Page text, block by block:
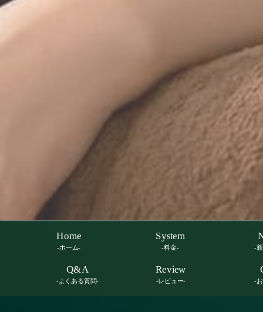
Home
-ホーム-
System
-料金- -
Q&A
-よくある質問-
Review
-レビュー- -